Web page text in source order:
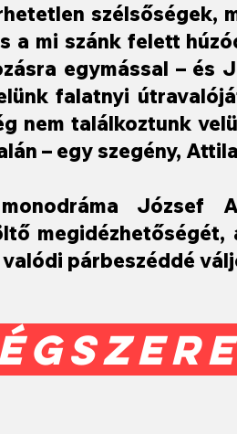
szélsőségek,
a mi szánk felett
egymással – és
falatnyi
nem találkoztunk
– egy szegény,
József
párbeszéddé